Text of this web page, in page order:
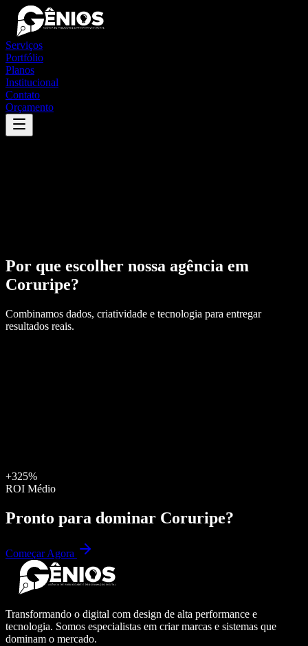
Serviços
Portfólio
Planos
Institucional
Contato
Orçamento
Por que escolher nossa agência em
Coruripe?
Combinamos dados, criatividade e tecnologia para entregar
resultados reais.
+325%
ROI Médio
Pronto para dominar Coruripe?
Começar Agora
Transformando o digital com design de alta performance e
tecnologia. Somos especialistas em criar marcas e sistemas que
dominam o mercado.